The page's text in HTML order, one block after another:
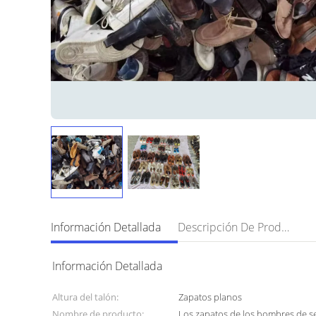
Información Detallada Descripción De Producto
Información Detallada
Altura del talón: Zapatos planos